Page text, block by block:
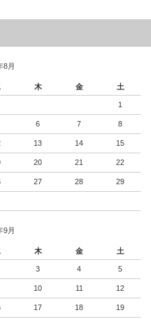
8月
木 金 土
1
6 7 8
13 14 15
20 21 22
27 28 29
9月
木 金 土
3 4 5
10 11 12
17 18 19